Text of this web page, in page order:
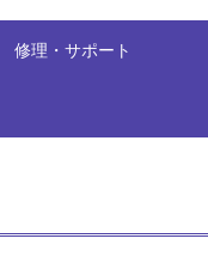
修理・サポート